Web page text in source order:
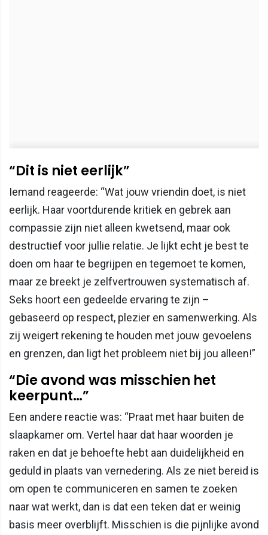
“Dit is niet eerlijk”
Iemand reageerde: “Wat jouw vriendin doet, is niet
eerlijk. Haar voortdurende kritiek en gebrek aan
compassie zijn niet alleen kwetsend, maar ook
destructief voor jullie relatie. Je lijkt echt je best te
doen om haar te begrijpen en tegemoet te komen,
maar ze breekt je zelfvertrouwen systematisch af.
Seks hoort een gedeelde ervaring te zijn –
gebaseerd op respect, plezier en samenwerking. Als
zij weigert rekening te houden met jouw gevoelens
en grenzen, dan ligt het probleem niet bij jou alleen!”
“Die avond was misschien het
keerpunt…”
Een andere reactie was: “Praat met haar buiten de
slaapkamer om. Vertel haar dat haar woorden je
raken en dat je behoefte hebt aan duidelijkheid en
geduld in plaats van vernedering. Als ze niet bereid is
om open te communiceren en samen te zoeken
naar wat werkt, dan is dat een teken dat er weinig
basis meer overblijft. Misschien is die pijnlijke avond